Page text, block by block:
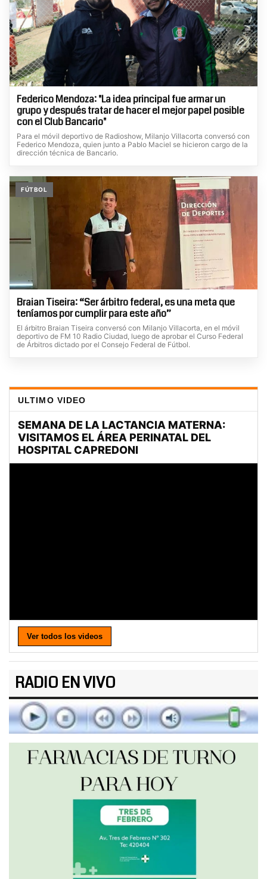
Federico Mendoza: "La idea principal fue armar un
grupo y después tratar de hacer el mejor papel posible
con el Club Bancario"
Para el móvil deportivo de Radioshow, Milanjo Villacorta conversó con
Federico Mendoza, quien junto a Pablo Maciel se hicieron cargo de la
dirección técnica de Bancario.
FÚTBOL
Braian Tiseira: “Ser árbitro federal, es una meta que
teníamos por cumplir para este año”
El árbitro Braian Tiseira conversó con Milanjo Villacorta, en el móvil
deportivo de FM 10 Radio Ciudad, luego de aprobar el Curso Federal
de Árbitros dictado por el Consejo Federal de Fútbol.
ULTIMO VIDEO
Ver todos los videos
RADIO EN VIVO